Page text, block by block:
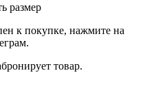
размер
к покупке, нажмите на
товар.